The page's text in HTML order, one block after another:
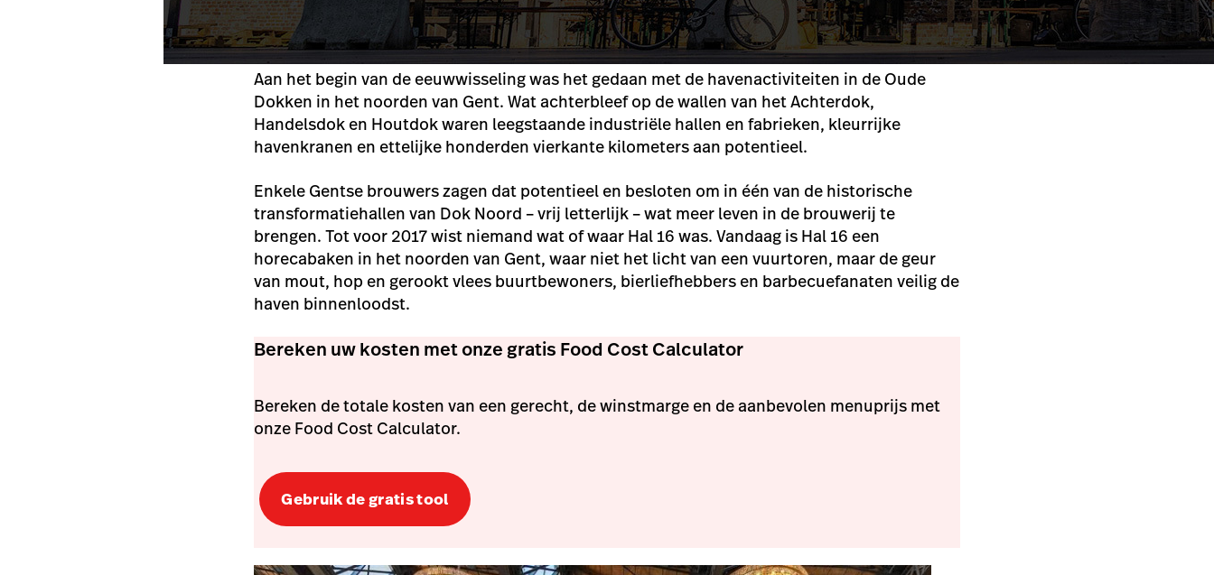
Aan het begin van de eeuwwisseling was het gedaan met de havenactiviteiten in de Oude
Dokken in het noorden van Gent. Wat achterbleef op de wallen van het Achterdok,
Handelsdok en Houtdok waren leegstaande industriële hallen en fabrieken, kleurrijke
havenkranen en ettelijke honderden vierkante kilometers aan potentieel.
Enkele Gentse brouwers zagen dat potentieel en besloten om in één van de historische
transformatiehallen van Dok Noord – vrij letterlijk – wat meer leven in de brouwerij te
brengen. Tot voor 2017 wist niemand wat of waar Hal 16 was. Vandaag is Hal 16 een
horecabaken in het noorden van Gent, waar niet het licht van een vuurtoren, maar de geur
van mout, hop en gerookt vlees buurtbewoners, bierliefhebbers en barbecuefanaten veilig de
haven binnenloodst.
Bereken uw kosten met onze gratis Food Cost Calculator
Bereken de totale kosten van een gerecht, de winstmarge en de aanbevolen menuprijs met
onze Food Cost Calculator.
Gebruik de gratis tool